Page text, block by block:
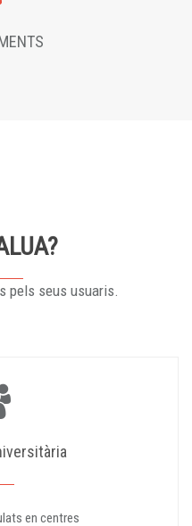
pels seus usuaris.
en centres